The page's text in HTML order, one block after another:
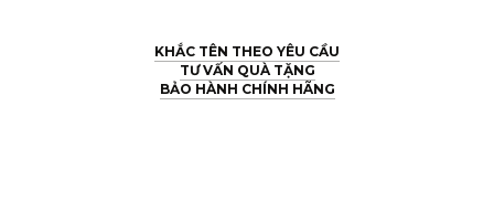
KHẮC TÊN THEO YÊU CẦU
TƯ VẤN QUÀ TẶNG
BẢO HÀNH CHÍNH HÃNG